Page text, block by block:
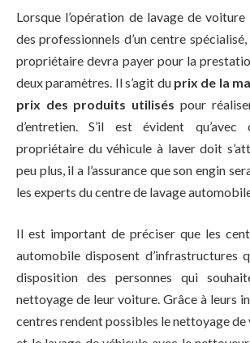
Lorsque l’opération de lavage de
des professionnels d’un centre
propriétaire devra payer pour la
deux paramètres. Il s’agit du prix de la
prix des produits utilisés pour
d’entretien. S’il est évident
propriétaire du véhicule à laver doit
peu plus, il a l’assurance que son engin
les experts du centre de lavage
Il est important de préciser que les
automobile disposent d’infrastructures
disposition des personnes qui
nettoyage de leur voiture. Grâce à leurs
centres rendent possibles le nettoyage de